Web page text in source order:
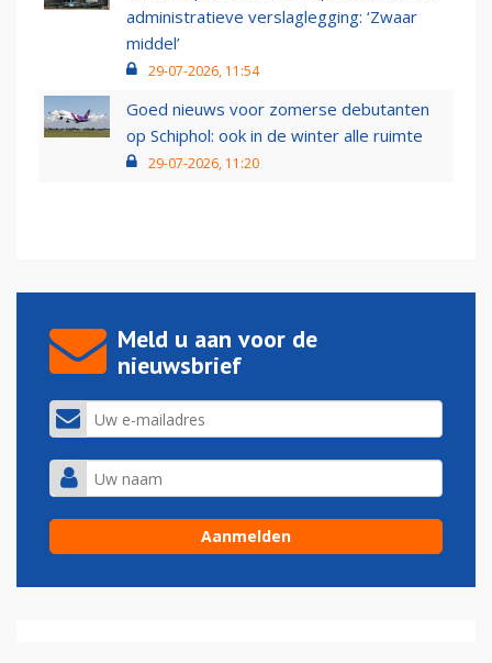
administratieve verslaglegging: ‘Zwaar
middel’
29-07-2026, 11:54
Goed nieuws voor zomerse debutanten
op Schiphol: ook in de winter alle ruimte
29-07-2026, 11:20
Meld u aan voor de
nieuwsbrief